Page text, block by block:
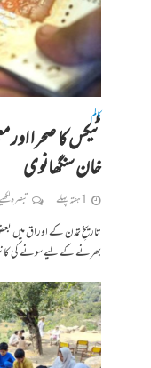
کالم
ٹیکس کا صحرا اور
خان سنگھانوی
1 ہفتہ پہلے تبصرہ لکھیے
تاریخِ تمدن کے اوراق میں
بھرنے کے لیے سونے کی